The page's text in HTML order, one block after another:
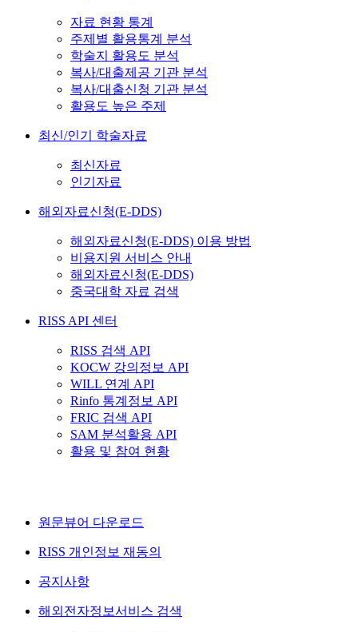
자료 현황 통계
주제별 활용통계 분석
학술지 활용도 분석
복사/대출제공 기관 분석
복사/대출신청 기관 분석
활용도 높은 주제
최신/인기 학술자료
최신자료
인기자료
해외자료신청(E-DDS)
해외자료신청(E-DDS) 이용 방법
비용지원 서비스 안내
해외자료신청(E-DDS)
중국대학 자료 검색
RISS API 센터
RISS 검색 API
KOCW 강의정보 API
WILL 연계 API
Rinfo 통계정보 API
FRIC 검색 API
SAM 분석활용 API
활용 및 참여 현황
원문뷰어 다운로드
RISS 개인정보 재동의
공지사항
해외전자정보서비스 검색